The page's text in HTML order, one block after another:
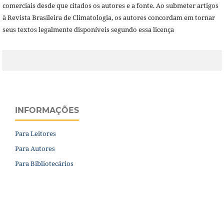
comerciais desde que citados os autores e a fonte. Ao submeter artigos
à Revista Brasileira de Climatologia,os autores concordam em tornar
seus textos legalmente disponíveis segundo essa licença
INFORMAÇÕES
Para Leitores
Para Autores
Para Bibliotecários